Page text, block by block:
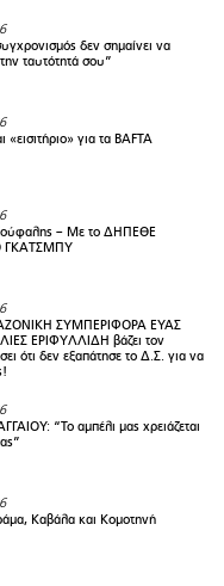
δεν σημαίνει να
ταυτότητά σου”
για τα BAFTA
– Με το ΔΗΠΕΘΕ
ΓΚΑΤΣΜΠΥ
ΣΥΜΠΕΡΙΦΟΡΑ ΕΥΑΣ
ΕΡΙΦΥΛΛΙΔΗ βάζει τον
ότι δεν εξαπάτησε το Δ.Σ. για να
“Το αμπέλι μας χρειάζεται
Καβάλα και Κομοτηνή